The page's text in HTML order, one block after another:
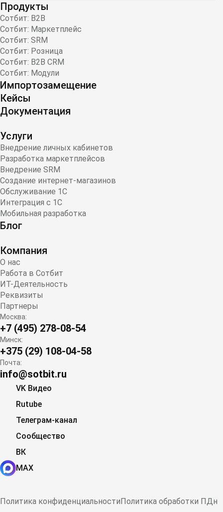
Продукты
Сотбит: B2B
Сотбит: Маркетплейс
Сотбит: SRM
Сотбит: Розница
Сотбит: B2B CRM
Сотбит: Модули
Импортозамещение
Кейсы
Документация
Услуги
Внедрение личных кабинетов
Разработка маркетплейсов
Внедрение SRM
Создание интернет-магазинов
Обслуживание 1С
Интеграция с 1С
Мобильная разработка
Блог
Компания
О нас
Работа в Сотбит
ИТ-Деятельность
Реквизиты
Партнеры
Москва:
+7 (495) 278-08-54
Минск:
+375 (29) 108-04-58
Почта:
info@sotbit.ru
VK Видео
Rutube
Телеграм-канал
Сообщество
ВК
MAX
Политика конфиденциальностиПолитика обработки ПДн